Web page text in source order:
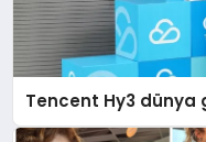
Tencent Hy3 dünya